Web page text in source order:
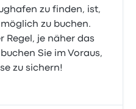
zu finden, ist,
möglich zu buchen.
Regel, je näher das
Sie im Voraus,
zu sichern!